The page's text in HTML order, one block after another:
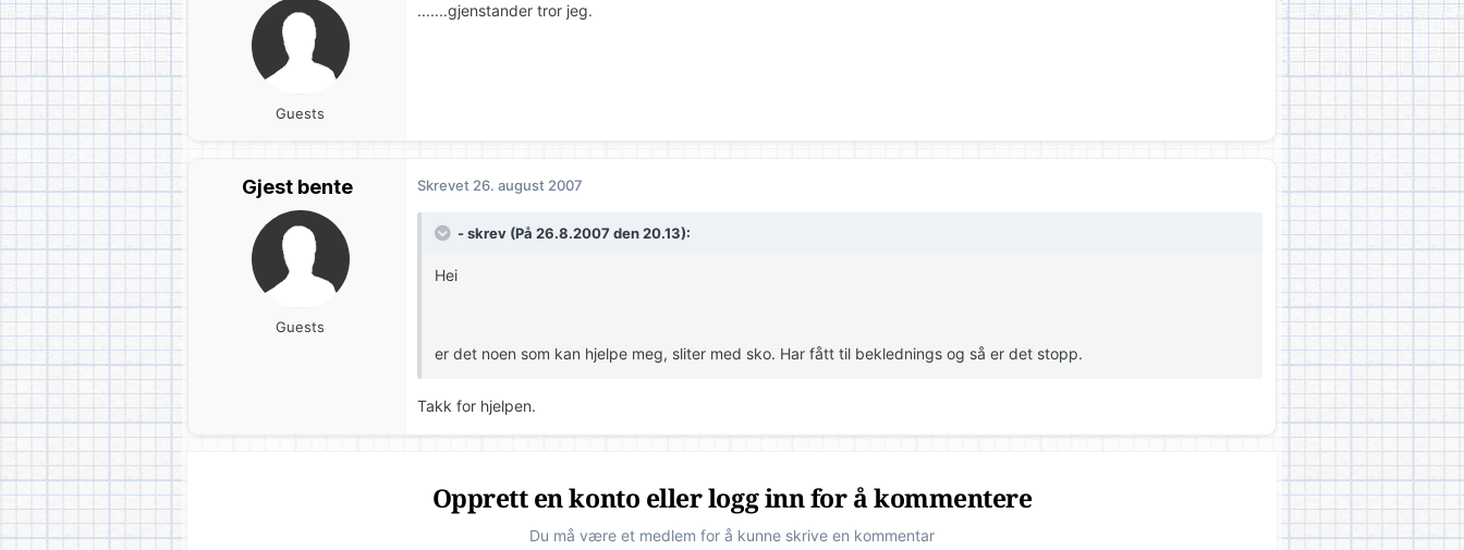
Guests
.......gjenstander tror jeg.
Gjest bente
Guests
Skrevet 26. august 2007
- skrev (På 26.8.2007 den 20.13):
Hei
er det noen som kan hjelpe meg, sliter med sko. Har fått til beklednings og så er det stopp.
Takk for hjelpen.
Opprett en konto eller logg inn for å kommentere
Du må være et medlem for å kunne skrive en kommentar